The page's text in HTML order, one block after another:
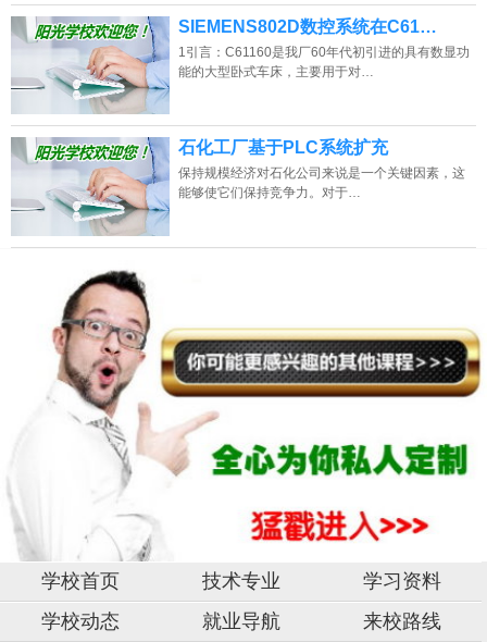
SIEMENS802D数控系统在C61…
1引言：C61160是我厂60年代初引进的具有数显功
能的大型卧式车床，主要用于对…
石化工厂基于PLC系统扩充
保持规模经济对石化公司来说是一个关键因素，这
能够使它们保持竞争力。对于…
学校首页 技术专业
学习资料
学校动态
就业导航 来校路线